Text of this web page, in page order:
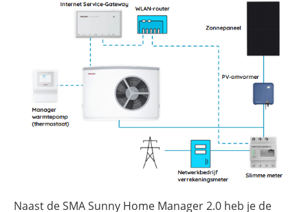
Naast de SMA Sunny Home Manager 2.0 heb je de